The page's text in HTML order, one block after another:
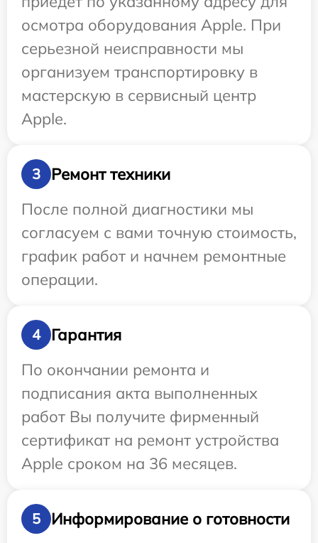
осмотра оборудования Apple. При
серьезной неисправности мы
организуем транспортировку в
мастерскую в сервисный центр
Apple.
3
Ремонт техники
После полной диагностики мы
согласуем с вами точную стоимость,
график работ и начнем ремонтные
операции.
4
Гарантия
По окончании ремонта и
подписания акта выполненных
работ Вы получите фирменный
сертификат на ремонт устройства
Apple сроком на 36 месяцев.
5
Информирование о готовности